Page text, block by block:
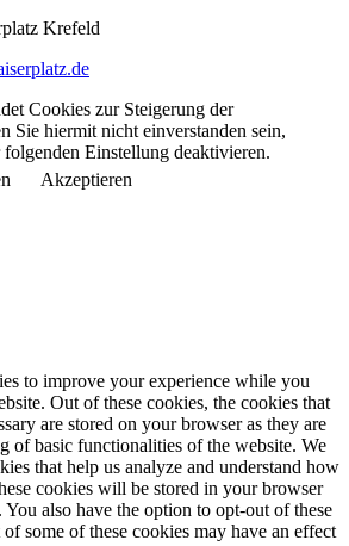
Krefeld
Cookies zur Steigerung der
Sie hiermit nicht einverstanden sein,
Einstellung deaktivieren.
Akzeptieren
to improve your experience while you
Out of these cookies, the cookies that
are stored on your browser as they are
of basic functionalities of the website. We
that help us analyze and understand how
cookies will be stored in your browser
also have the option to opt-out of these
some of these cookies may have an effect